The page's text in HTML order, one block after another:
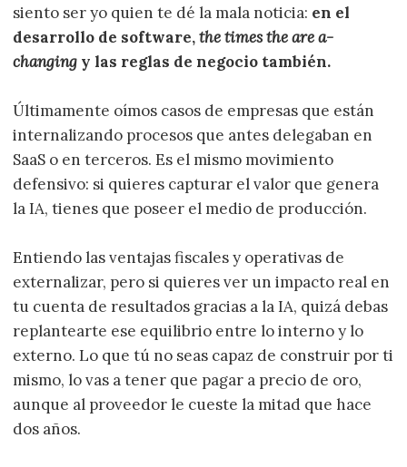
siento ser yo quien te dé la mala noticia: en el
desarrollo de software,the times the are a-
changing y las reglas de negocio también.
Últimamente oímos casos de empresas que están
internalizando procesos que antes delegaban en
SaaS o en terceros. Es el mismo movimiento
defensivo: si quieres capturar el valor que genera
la IA, tienes que poseer el medio de producción.
Entiendo las ventajas fiscales y operativas de
externalizar, pero si quieres ver un impacto real en
tu cuenta de resultados gracias a la IA, quizá debas
replantearte ese equilibrio entre lo interno y lo
externo. Lo que tú no seas capaz de construir por ti
mismo, lo vas a tener que pagar a precio de oro,
aunque al proveedor le cueste la mitad que hace
dos años.